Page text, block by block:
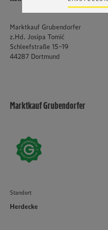
Zudem wissen wir nicht
genannten Dienste Ihre
unseren
Policy unter den Stichworten
Marktkauf Grubendorfer
z.Hd. Josipa Tomić
Schleefstraße 15-19
44287 Dortmund
Marktkauf Grubendorfer
Standort
Herdecke